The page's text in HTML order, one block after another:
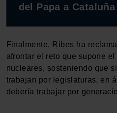
del Papa a Cataluña
Finalmente, Ribes ha
afrontar el reto que supone
nucleares, sosteniendo que
trabajan por legislaturas, en
debería trabajar por